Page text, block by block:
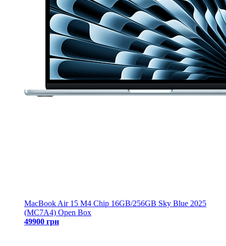
MacBook Air 15 M4 Chip 16GB/256GB Sky Blue 2025
(MC7A4) Open Box
49900 грн